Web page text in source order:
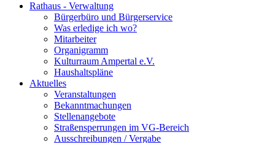
Rathaus - Verwaltung
Bürgerbüro und Bürgerservice
Was erledige ich wo?
Mitarbeiter
Organigramm
Kulturraum Ampertal e.V.
Haushaltspläne
Aktuelles
Veranstaltungen
Bekanntmachungen
Stellenangebote
Straßensperrungen im VG-Bereich
Ausschreibungen / Vergabe